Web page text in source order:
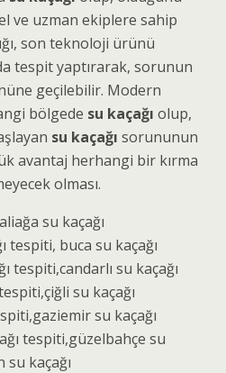
ve uzman ekiplere sahip
son teknoloji ürünü
tespit yaptırarak, sorunun
geçilebilir. Modern
bölgede su kaçağı olup,
su kaçağı sorununun
avantaj herhangi bir kırma
olması.
su kaçağı
tespiti, buca su kaçağı
tespiti,candarlı su kaçağı
,çiğli su kaçağı
,gaziemirsu kaçağı
tespiti,güzelbahçe su
su kaçağı